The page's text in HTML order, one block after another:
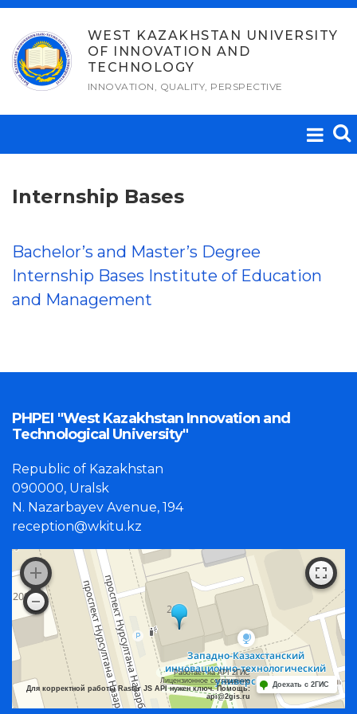
Skip
content
WEST KAZAKHSTAN UNIVERSITY
OF INNOVATION AND
TECHNOLOGY
INNOVATION, QUALITY, PERSPECTIVE
Internship Bases
Bachelor’s and Master’s Degree
Internship Bases Institute of Education
and Management
PHPEI "West Kazakhstan Innovation and
Technological University"
Republic of Kazakhstan
090000, Uralsk
N. Nazarbayev Avenue, 194
reception@wkitu.kz
Работает на API 2ГИС
Лицензионное соглашение
Для корректной работы Raster JS API нужен ключ. Помощь:
api@2gis.ru
Доехать с 2ГИС